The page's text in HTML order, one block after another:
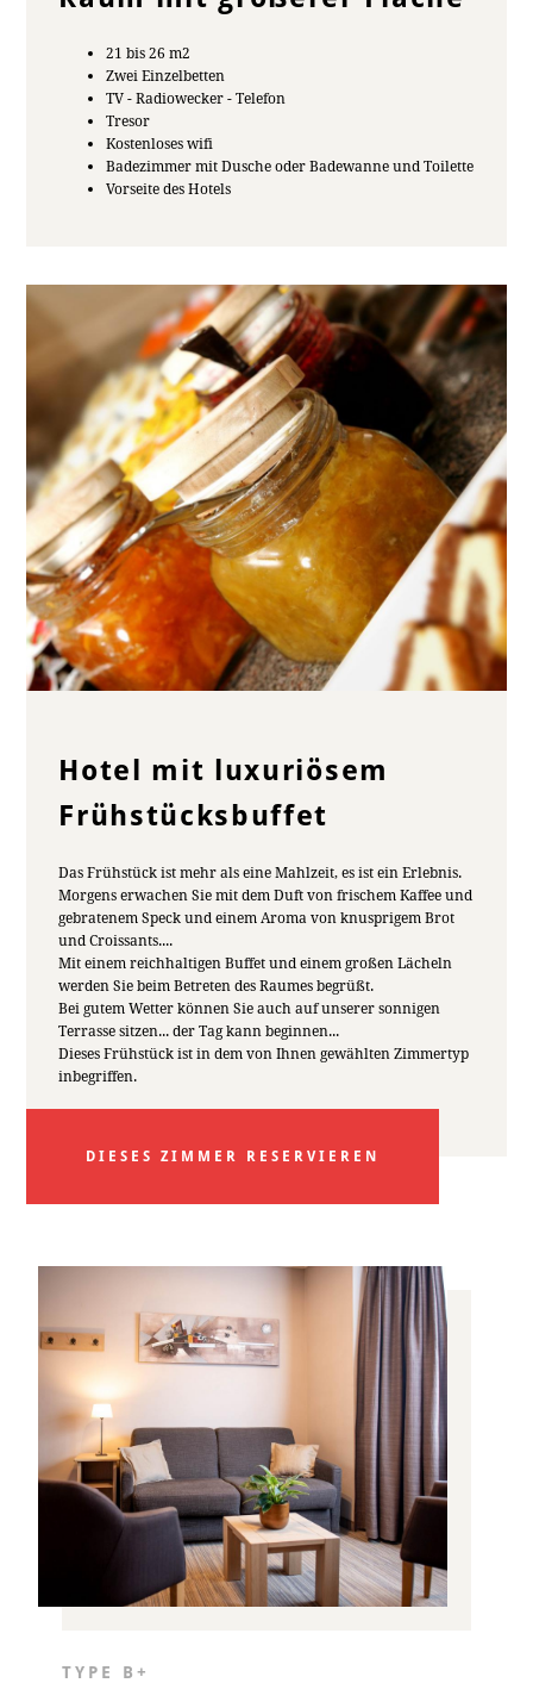
21 bis 26 m2
Zwei Einzelbetten
TV - Radiowecker - Telefon
Tresor
Kostenloses wifi
Badezimmer mit Dusche oder Badewanne und Toilette
Vorseite des Hotels
Hotel mit luxuriösem
Frühstücksbuffet
Das Frühstück ist mehr als eine Mahlzeit, es ist ein Erlebnis.
Morgens erwachen Sie mit dem Duft von frischem Kaffee und
gebratenem Speck und einem Aroma von knusprigem Brot
und Croissants....
Mit einem reichhaltigen Buffet und einem großen Lächeln
werden Sie beim Betreten des Raumes begrüßt.
Bei gutem Wetter können Sie auch auf unserer sonnigen
Terrasse sitzen... der Tag kann beginnen...
Dieses Frühstück ist in dem von Ihnen gewählten Zimmertyp
inbegriffen.
DIESES ZIMMER RESERVIEREN
TYPE B+